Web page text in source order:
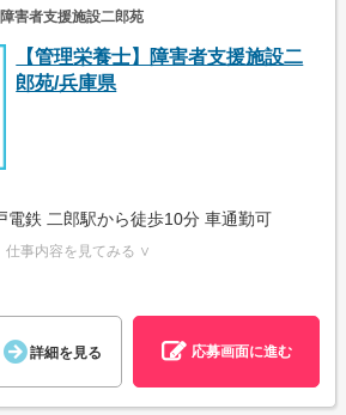
害者支援施設二郎苑
【管理栄養士】障害者支援施設二
郎苑/兵庫県
電鉄 二郎駅から徒歩10分 車通勤可
仕事内容を見てみる ∨
詳細を見る 応募画面に進む